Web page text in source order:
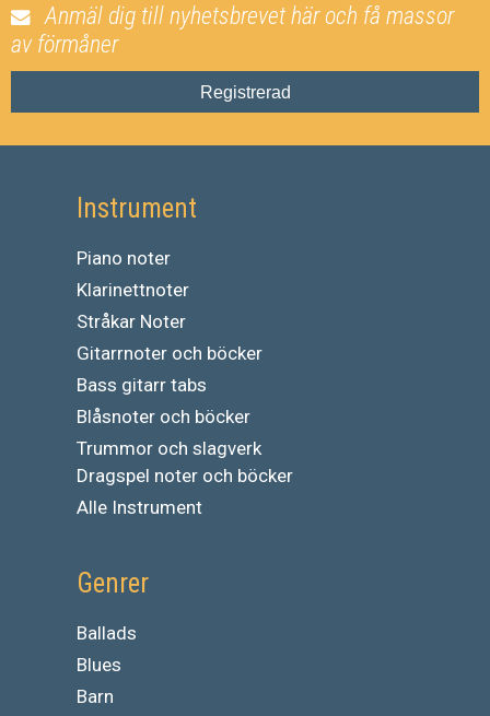
Anmäl dig till nyhetsbrevet här och få massor
av förmåner
Registrerad
Instrument
Piano noter
Klarinettnoter
Stråkar Noter
Gitarrnoter och böcker
Bass gitarr tabs
Blåsnoter och böcker
Trummor och slagverk
Dragspel noter och böcker
Alle Instrument
Genrer
Ballads
Blues
Barn